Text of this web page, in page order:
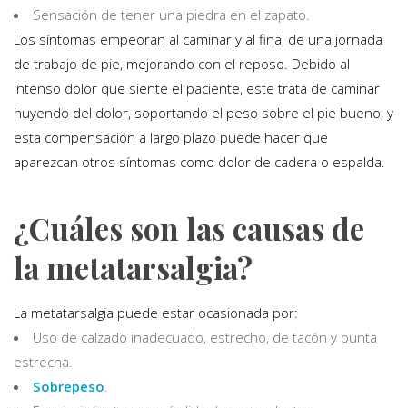
Sensación de tener una piedra en el zapato.
Los síntomas empeoran al caminar y al final de una jornada
de trabajo de pie, mejorando con el reposo. Debido al
intenso dolor que siente el paciente, este trata de caminar
huyendo del dolor, soportando el peso sobre el pie bueno, y
esta compensación a largo plazo puede hacer que
aparezcan otros síntomas como dolor de cadera o espalda.
¿Cuáles son las causas de
la metatarsalgia?
La metatarsalgia puede estar ocasionada por:
Uso de calzado inadecuado, estrecho, de tacón y punta
estrecha.
Sobrepeso.